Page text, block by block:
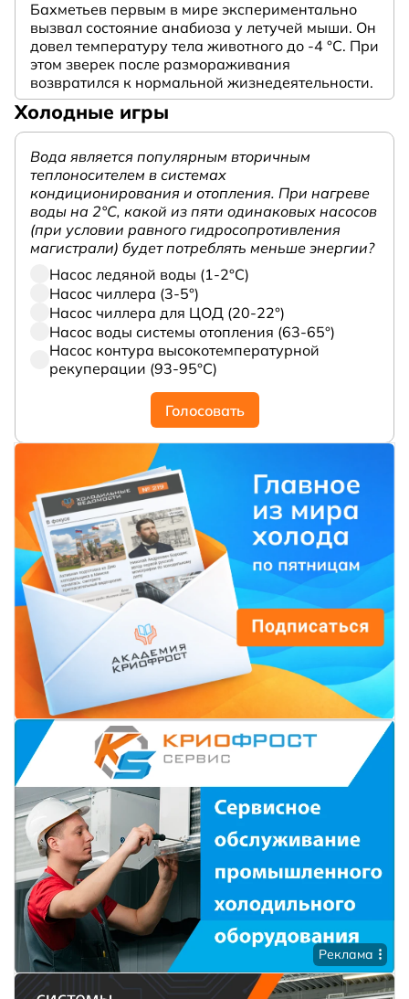
Бахметьев первым в мире экспериментально
вызвал состояние анабиоза у летучей мыши. Он
довел температуру тела животного до -4 °C. При
этом зверек после размораживания
возвратился к нормальной жизнедеятельности.
Холодные игры
Вода является популярным вторичным
теплоносителем в системах
кондиционирования и отопления. При нагреве
воды на 2°С, какой из пяти одинаковых насосов
(при условии равного гидросопротивления
магистрали) будет потреблять меньше энергии?
Насос ледяной воды (1-2°С)
Насос чиллера (3-5°)
Насос чиллера для ЦОД (20-22°)
Насос воды системы отопления (63-65°)
Насос контура высокотемпературной
рекуперации (93-95°С)
Голосовать
Реклама